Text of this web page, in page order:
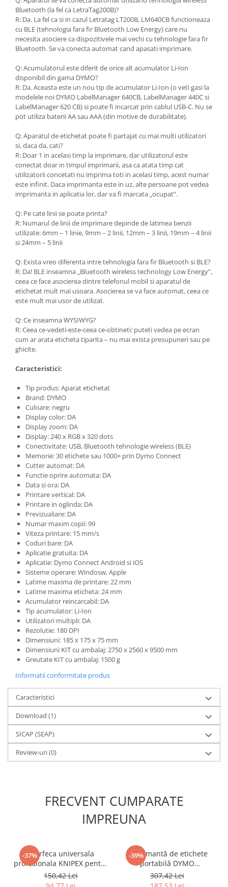
Bluetooth (la fel ca LetraTag200B)?
R: Da. La fel ca si in cazul Letratag LT200B, LM640CB functioneaza
cu BLE (tehnologia fara fir Bluetooth Low Energy) care nu
necesita asociere ca dispozitivele mai vechi cu tehnologie fara fir
Bluetooth. Se va conecta automat cand apasati imprimare.
Q: Acumulatorul este diferit de orice alt acumulator Li-Ion
disponibil din gama DYMO?
R: Da. Aceasta este un nou tip de acumulator Li-Ion (o veti gasi la
modelele noi DYMO LabelManager 640CB, LabelManager 440C si
LabelManager 620 CB) si poate fi incarcat prin cablul USB-C. Nu se
pot utiliza baterii AA sau AAA (din motive de durabilitate).
Q: Aparatul de etichetat poate fi partajat cu mai multi utilizatori
si, daca da, cati?
R: Doar 1 in acelasi timp la imprimare, dar utilizatorul este
conectat doar in timpul imprimarii, asa ca atata timp cat
utilizatorii concetati nu imprima toti in acelasi timp, acest numar
este infinit. Daca imprimanta este in uz, alte persoane pot vedea
imprimanta in aplicatia lor, dar va fi marcata „ocupat”.
Q: Pe cate linii se poate printa?
R: Numarul de linii de imprimare depinde de latimea benzii
utilizate: 6mm – 1 linie, 9mm – 2 linii, 12mm – 3 linii, 19mm – 4 linii
si 24mm – 5 linii
Q: Exista vreo diferenta intre tehnologia fara fir Bluetooth si BLE?
R: Da! BLE inseamna „Bluetooth wireless technology Low Energy”,
ceea ce face asocierea dintre telefonul mobil si aparatul de
etichetat mult mai usoara. Asocierea se va face automat, ceea ce
este mult mai usor de utilizat.
Q: Ce inseamna WYSIWYG?
R: Ceea ce-vedeti-este-ceea ce-obtineti: puteti vedea pe ecran
cum ar arata eticheta tiparita – nu mai exista presupuneri sau pe
ghicite.
Caracteristici:
Tip produs: Aparat etichetat
Brand: DYMO
Culoare: negru
Display color: DA
Display zoom: DA
Display: 240 x RGB x 320 dots
Conectivitate: USB, Bluetooth tehnologie wireless (BLE)
Memorie: 30 etichete sau 1000+ prin Dymo Connect
Cutter automat: DA
Functie oprire automata: DA
Data si ora: DA
Printare vertical: DA
Printare in oglinda: DA
Previzualiare: DA
Numar maxim copii: 99
Viteza printare: 15 mm/s
Coduri bare: DA
Aplicatie gratuita: DA
Aplicatie: Dymo Connect Android si iOS
Sisteme operare: Windosw, Apple
Latime maxima de printare: 22 mm
Latime maxima eticheta: 24 mm
Acumulator reincarcabil: DA
Tip acumulator: Li-Ion
Utilizatori multipli: DA
Rezolutie: 180 DPI
Dimensiuni: 185 x 175 x 75 mm
Dimensiuni KIT cu ambalaj: 2750 x 2560 x 9500 mm
Greutate KIT cu ambalaj: 1500 g
Informatii conformitate produs
Caracteristici
Download (1)
SICAP (SEAP)
Review-uri(0)
FRECVENT CUMPARATE
IMPREUNA
-37%
Foarfeca universala
profesionala KNIPEX pentru
electricieni, cu teaca si
clema pentru prindere la
150,42 Lei
-39%
Imprimantă de etichete
portabilă DYMO
LabelManager 160 cu
tastatură QWERTY pentru
307,42 Lei